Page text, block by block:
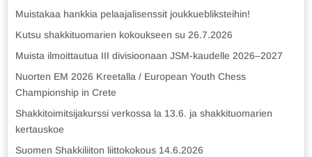
Muistakaa hankkia pelaajalisenssit joukkuebliksteihin!
Kutsu shakkituomarien kokoukseen su 26.7.2026
Muista ilmoittautua III divisioonaan JSM-kaudelle 2026–2027
Nuorten EM 2026 Kreetalla / European Youth Chess
Championship in Crete
Shakkitoimitsijakurssi verkossa la 13.6. ja shakkituomarien
kertauskoe
Suomen Shakkiliiton liittokokous 14.6.2026